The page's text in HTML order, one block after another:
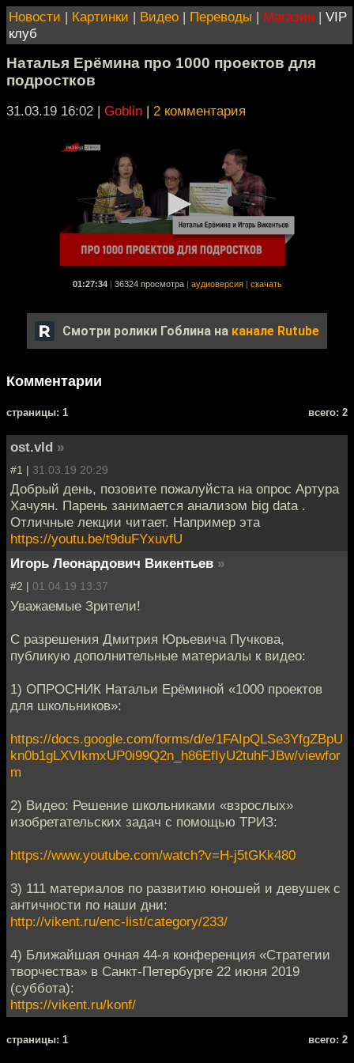
Новости | Картинки | Видео | Переводы | Магазин | VIP
клуб
Наталья Ерёмина про 1000 проектов для
подростков
31.03.19 16:02 | Goblin | 2 комментария
01:27:34 36324 просмотра аудиоверсия скачать
Смотри ролики Гоблина на канале Rutube
Комментарии
cтраницы: 1 всего: 2
ost.vld »
#1 | 31.03.19 20:29
Добрый день, позовите пожалуйста на опрос Артура
Хачуян. Парень занимается анализом big data .
Отличные лекции читает. Например эта
https://youtu.be/t9duFYxuvfU
Игорь Леонардович Викентьев »
#2 | 01.04.19 13:37
Уважаемые Зрители!
С разрешения Дмитрия Юрьевича Пучкова,
публикую дополнительные материалы к видео:
1) ОПРОСНИК Натальи Ерёминой «1000 проектов
для школьников»:
https://docs.google.com/forms/d/e/1FAIpQLSe3YfgZBpU
kn0b1gLXVIkmxUP0i99Q2n_h86EfIyU2tuhFJBw/viewfor
m
2) Видео: Решение школьниками «взрослых»
изобретательских задач с помощью ТРИЗ:
https://www.youtube.com/watch?v=H-j5tGKk480
3) 111 материалов по развитию юношей и девушек с
античности по наши дни:
http://vikent.ru/enc-list/category/233/
4) Ближайшая очная 44-я конференция «Стратегии
творчества» в Санкт-Петербурге 22 июня 2019
(суббота):
https://vikent.ru/konf/
cтраницы: 1 всего: 2